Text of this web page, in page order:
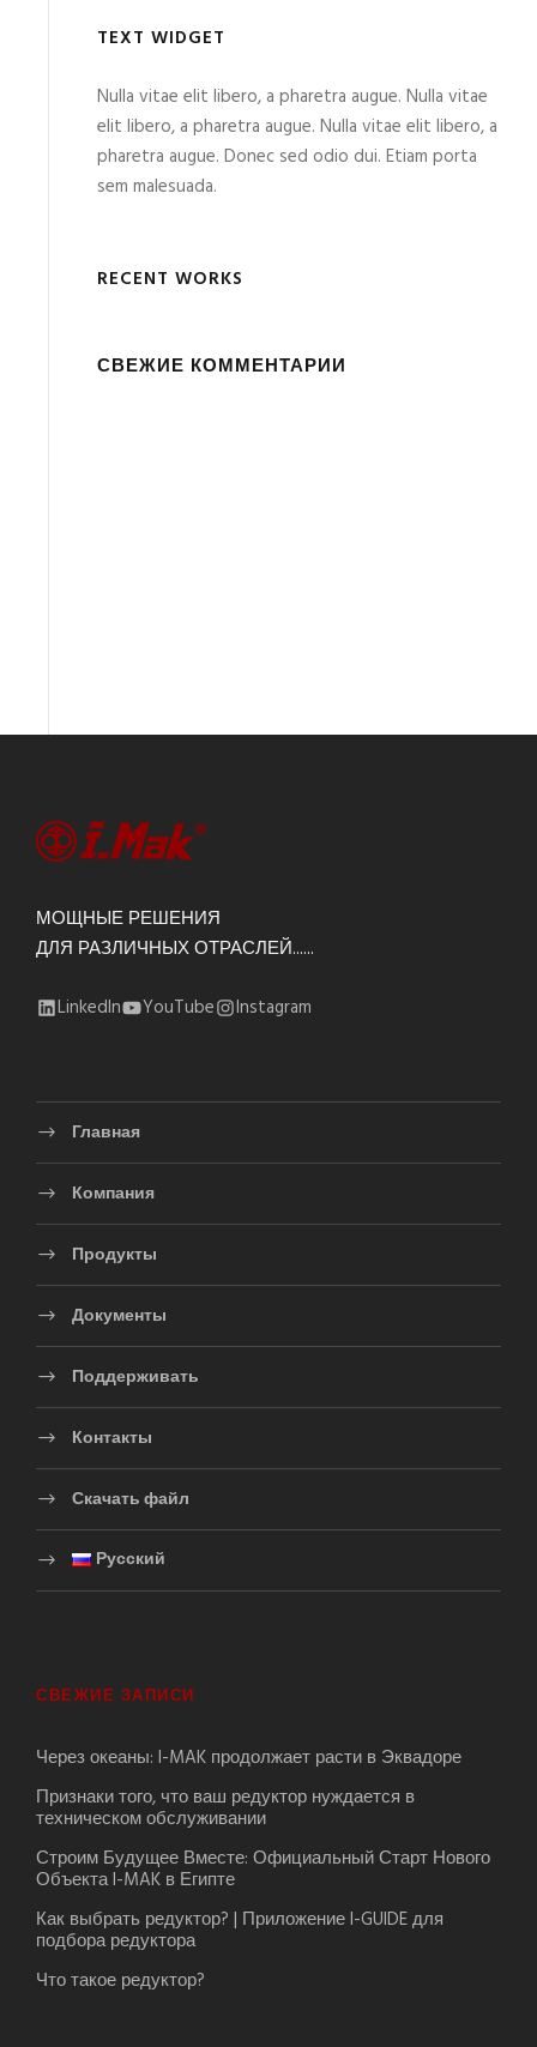
TEXT WIDGET
Nulla vitae elit libero, a pharetra augue. Nulla vitae
elit libero, a pharetra augue. Nulla vitae elit libero, a
pharetra augue. Donec sed odio dui. Etiam porta
sem malesuada.
RECENT WORKS
СВЕЖИЕ КОММЕНТАРИИ
МОЩНЫЕ РЕШЕНИЯ
ДЛЯ РАЗЛИЧНЫХ ОТРАСЛЕЙ......
LinkedIn YouTube Instagram
Главная
Компания
Продукты
Документы
Поддерживать
Контакты
Скачать файл
Русский
СВЕЖИЕ ЗАПИСИ
Через океаны: I-MAK продолжает расти в Эквадоре
Признаки того, что ваш редуктор нуждается в
техническом обслуживании
Строим Будущее Вместе: Официальный Старт Нового
Объекта I-MAK в Египте
Как выбрать редуктор? | Приложение I-GUIDE для
подбора редуктора
Что такое редуктор?